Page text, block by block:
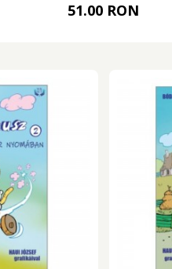
51.00 RON